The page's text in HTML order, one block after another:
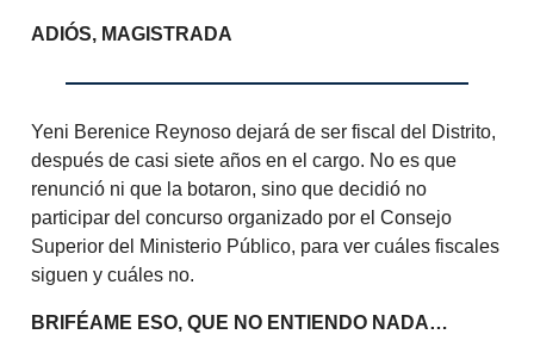
ADIÓS, MAGISTRADA
Yeni Berenice Reynoso dejará de ser fiscal del Distrito,
después de casi siete años en el cargo. No es que
renunció ni que la botaron, sino que decidió no
participar del concurso organizado por el Consejo
Superior del Ministerio Público, para ver cuáles fiscales
siguen y cuáles no.
BRIFÉAME ESO, QUE NO ENTIENDO NADA…